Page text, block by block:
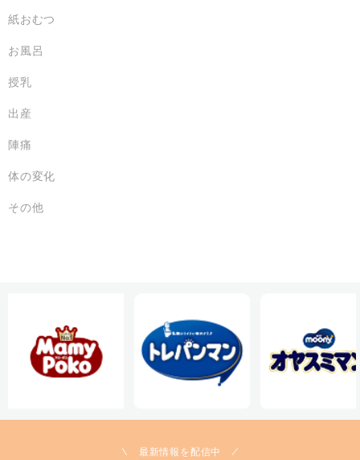
紙おむつ
お風呂
授乳
出産
陣痛
体の変化
その他
最新情報を配信中